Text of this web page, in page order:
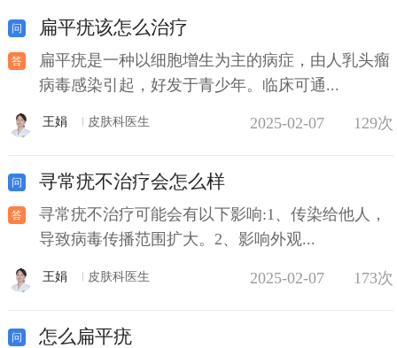
扁平疣该怎么治疗
扁平疣是一种以细胞增生为主的病症，由人乳头瘤
病毒感染引起，好发于青少年。临床可通...
王娟 皮肤科医生 2025-02-07 129次
寻常疣不治疗会怎么样
寻常疣不治疗可能会有以下影响:1、传染给他人，
导致病毒传播范围扩大。2、影响外观...
王娟 皮肤科医生 2025-02-07 173次
怎么扁平疣